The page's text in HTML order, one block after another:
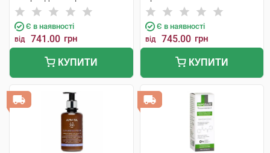
Є в наявності
від 741.00 грн
КУПИТИ
Є в наявності
від 745.00 грн
КУПИТИ